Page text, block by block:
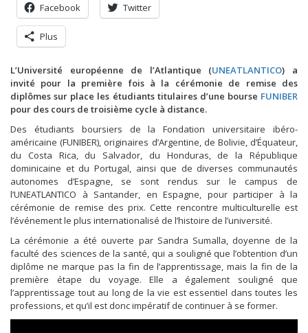
Facebook Twitter
Plus
L’Université européenne de l’Atlantique (UNEATLANTICO) a
invité pour la première fois à la cérémonie de remise des
diplômes sur place les étudiants titulaires d’une bourse FUNIBER
pour des cours de troisième cycle à distance.
Des étudiants boursiers de la Fondation universitaire ibéro-
américaine (FUNIBER), originaires d’Argentine, de Bolivie, d’Équateur,
du Costa Rica, du Salvador, du Honduras, de la République
dominicaine et du Portugal, ainsi que de diverses communautés
autonomes d’Espagne, se sont rendus sur le campus de
l’UNEATLANTICO à Santander, en Espagne, pour participer à la
cérémonie de remise des prix. Cette rencontre multiculturelle est
l’événement le plus internationalisé de l’histoire de l’université.
La cérémonie a été ouverte par Sandra Sumalla, doyenne de la
faculté des sciences de la santé, qui a souligné que l’obtention d’un
diplôme ne marque pas la fin de l’apprentissage, mais la fin de la
première étape du voyage. Elle a également souligné que
l’apprentissage tout au long de la vie est essentiel dans toutes les
professions, et qu’il est donc impératif de continuer à se former.